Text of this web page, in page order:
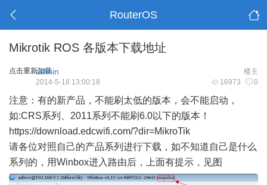
RouterOS
Mikrotik ROS 各版本下载地址
点击重新加载 楼主
admin
16973 0
2014-5-18 13:00:18
注意：有的新产品，不能刷太低的版本，会不能启动，
如:CRS系列、2011系列不能刷6.0以下的版本！
https://download.edcwifi.com/?dir=MikroTik
请各位对照自己的产品系列进行下载，如不知道自己是什么
系列的，用Winbox进入路由后，上面有提示，见图